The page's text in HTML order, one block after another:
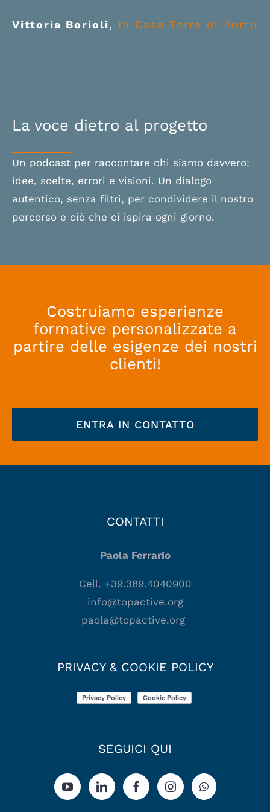
Vittoria Borioli, In Casa Torre di Porto
importante la fase di progettazione,
dell’azienda.
Andrea Azzimonti
gruppo.
La voce dietro al progetto
Un podcast per raccontare chi siamo davvero:
idee, scelte, errori e visioni. Un dialogo
autentico, senza filtri, per condividere il nostro
percorso e ciò che ci ispira ogni giorno.
Costruiamo esperienze
formative personalizzate a
partire delle esigenze dei nostri
clienti!
ENTRA IN CONTATTO
CONTATTI
Paola Ferrario
Cell. +39.389.4040900
info@topactive.org
paola@topactive.org
PRIVACY & COOKIE POLICY
SEGUICI QUI